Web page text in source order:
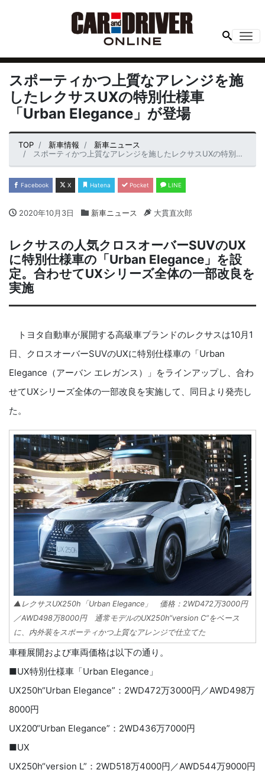
スポーティかつ上質なアレンジを施
したレクサスUXの特別仕様車
「Urban Elegance」が登場
TOP 新車情報
新車ニュース
スポーティかつ上質なアレンジを施したレクサスUXの特別仕様車「Urban Elegance」が登場
Facebook X Hatena Pocket LINE
2020年10月3日 新車ニュース 大貫直次郎
レクサスの人気クロスオーバーSUVのUX
に特別仕様車の「Urban Elegance」を設
定。合わせてUXシリーズ全体の一部改良を
実施
トヨタ自動車が展開する高級車ブランドのレクサスは10月1
日、クロスオーバーSUVのUXに特別仕様車の「Urban
Elegance（アーバン エレガンス）」をラインアップし、合わ
せてUXシリーズ全体の一部改良を実施して、同日より発売し
た。
▲レクサスUX250h「Urban Elegance」 価格：2WD472万3000円
／AWD498万8000円 通常モデルのUX250h“version C”をベース
に、内外装をスポーティかつ上質なアレンジで仕立てた
車種展開および車両価格は以下の通り。
■UX特別仕様車「Urban Elegance」
UX250h“Urban Elegance”：2WD472万3000円／AWD498万
8000円
UX200“Urban Elegance”：2WD436万7000円
■UX
UX250h“version L”：2WD518万4000円／AWD544万9000円